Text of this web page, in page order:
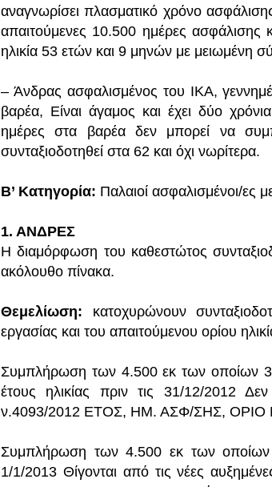
αναγνωρίσει πλασματικό χρόνο
απαιτούμενες 10.500 ημέρες ασφάλισης
ηλικία 53 ετών και 9 μηνών με μειωμένη
– Άνδρας ασφαλισμένος του ΙΚΑ,
βαρέα, Είναι άγαμος και έχει δύο
ημέρες στα βαρέα δεν μπορεί να
συνταξιοδοτηθεί στα 62 και όχι νωρίτερα.
Β’ Κατηγορία: Παλαιοί ασφαλισμένοι/ες
1. ΑΝΔΡΕΣ
Η διαμόρφωση του καθεστώτος
ακόλουθο πίνακα.
Θεμελίωση: κατοχυρώνουν
εργασίας και του απαιτούμενου ορίου
Συμπλήρωση των 4.500 εκ των οποίων
έτους ηλικίας πριν τις 31/12/2012
ν.4093/2012 ΕΤΟΣ, ΗΜ. ΑΣΦ/ΣΗΣ, ΟΡΙΟ
Συμπλήρωση των 4.500 εκ των οποίων
1/1/2013 Θίγονται από τις νέες